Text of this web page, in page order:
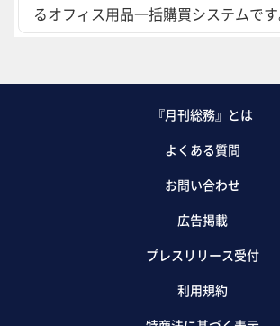
るオフィス用品一括購買システムです
『月刊総務』とは
よくある質問
お問い合わせ
広告掲載
プレスリリース受付
利用規約